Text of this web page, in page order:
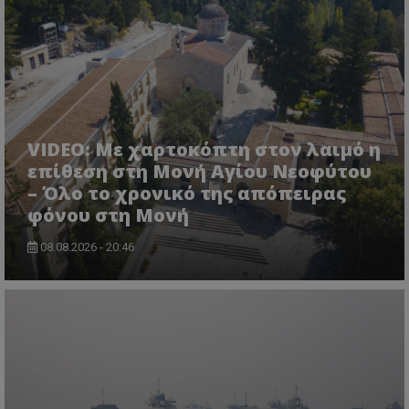
VIDEO: Με χαρτοκόπτη στον λαιμό η
επίθεση στη Μονή Αγίου Νεοφύτου
– Όλο το χρονικό της απόπειρας
φόνου στη Μονή
08.08.2026 - 20:46
VISITOR_PRIVACY_METADATA
YouTube
.youtube.com